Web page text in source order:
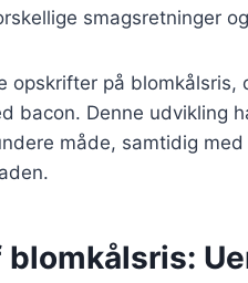
smagsretninger
opskrifter på
bacon. Denne udvikling
måde, samtidig
blomkålsris: